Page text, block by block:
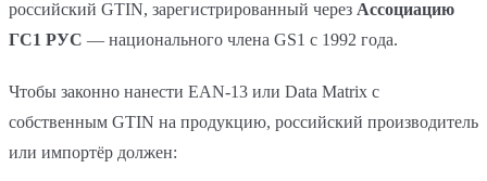
российский GTIN, зарегистрированный через Ассоциацию
ГС1 РУС — национального члена GS1 с 1992 года.
Чтобы законно нанести EAN-13 или Data Matrix с
собственным GTIN на продукцию, российский производитель
или импортёр должен: